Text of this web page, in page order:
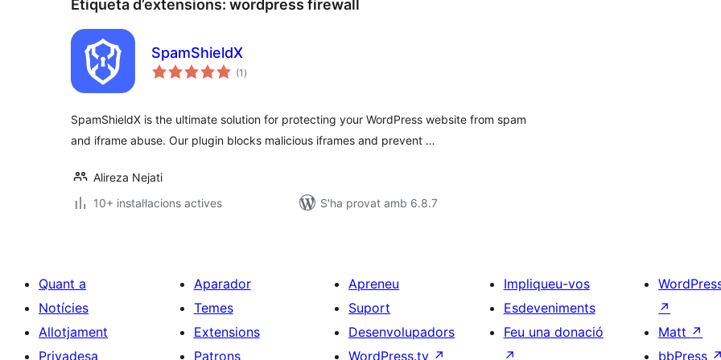
Etiqueta d’extensions: wordpress firewall
SpamShieldX
(1 puntuacions
totals
)
SpamShieldX is the ultimate solution for protecting your WordPress website from spam
and iframe abuse. Our plugin blocks malicious iframes and prevent …
Alireza Nejati
10+ instal·lacions actives
S'ha provat amb 6.8.7
Quant a
Notícies
Allotjament
Privadesa
Aparador
Temes
Extensions
Patrons
Apreneu
Suport
Desenvolupadors
WordPress.tv ↗
Impliqueu-vos
Esdeveniments
Feu una donació
↗
↗
Matt ↗
bbPress ↗